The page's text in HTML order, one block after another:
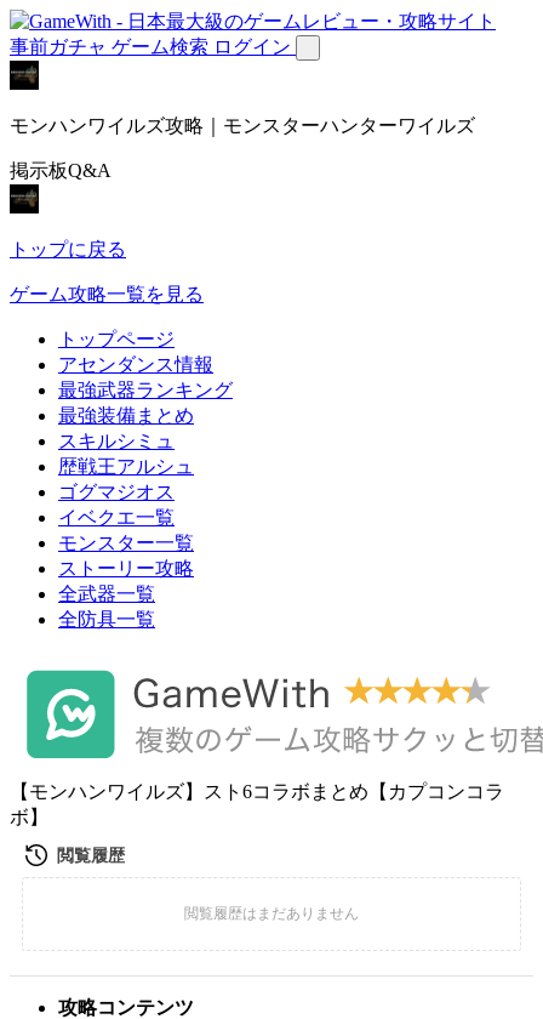
事前ガチャ ゲーム検索 ログイン
モンハンワイルズ攻略｜モンスターハンターワイルズ
掲示板Q&A
トップに戻る
ゲーム攻略一覧を見る
トップページ
アセンダンス情報
最強武器ランキング
最強装備まとめ
スキルシミュ
歴戦王アルシュ
ゴグマジオス
イベクエ一覧
モンスター一覧
ストーリー攻略
全武器一覧
全防具一覧
【モンハンワイルズ】スト6コラボまとめ【カプコンコラ
ボ】
攻略コンテンツ